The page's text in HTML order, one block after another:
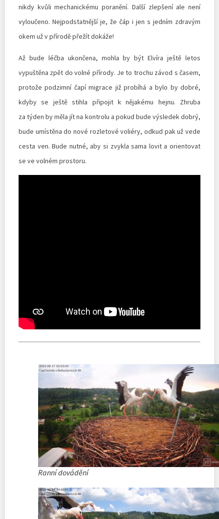
nikdy kvůli mechanickému poranění. Další zlepšení ale není
vyloučeno. Nejpodstatnější je, že čáp i jen s jedním zdravým
okem už v přírodě přežít dokáže!
Až bude léčba ukončena, mohla by být Elvíra ještě letos
vypuštěna zpět do volné přírody. Je to trochu závod s časem,
protože podzimní čapí migrace již probíhá a bylo by dobré,
kdyby se ještě stihla připojit k nějakému hejnu. Zhruba
za týden by měla jít na kontrolu a pokud bude výsledek dobrý,
bude umístěna do nové rozletové voliéry, odkud pak už vede
cesta ven. Bude nutné, aby si zvykla sama lovit a orientovat
se ve volném prostoru.
Ranní dovádění